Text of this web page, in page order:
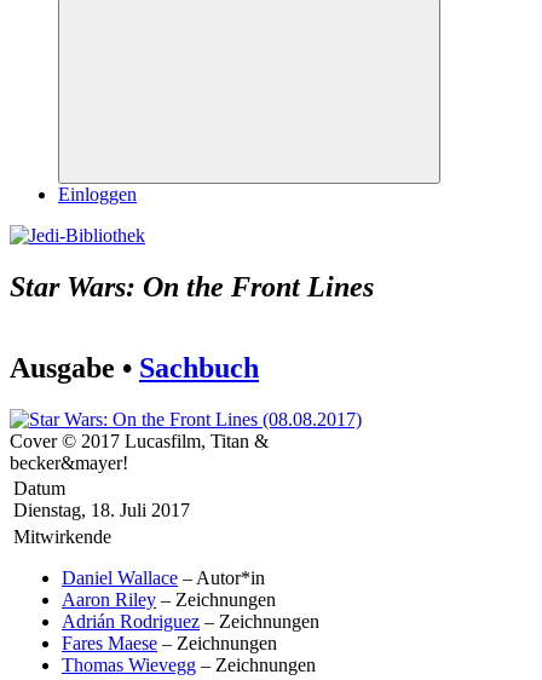
Suchen
Einloggen
Star Wars: On the Front Lines
Ausgabe • Sachbuch
Cover © 2017 Lucasfilm, Titan &
becker&mayer!
Datum
Dienstag, 18. Juli 2017
Mitwirkende
Daniel Wallace – Autor*in
Aaron Riley – Zeichnungen
Adrián Rodriguez – Zeichnungen
Fares Maese – Zeichnungen
Thomas Wievegg – Zeichnungen